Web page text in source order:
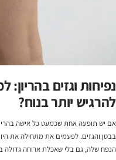
נפיחות וגזים
להרגיש יותר בנוח?
אם יש תופעה אחת שכמעט כל אישה
בבטן והגזים. לפעמים את מתחילה את
הנפח שלה, גם בלי שאכלת ארוחה גדולה